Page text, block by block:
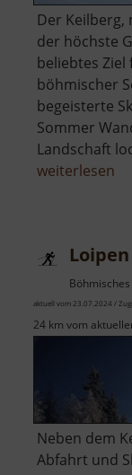
Der Keilberg,
der höchste
beliebtes
böhmischer
begeisterte
Sommer
Landschaft
weiterlesen
aktuell vom 23.07.2024 /
24 km vom
Neben dem
Abfahrt und